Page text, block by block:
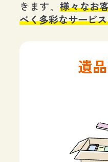
きます。 様々なお
べく多彩なサービ
遺